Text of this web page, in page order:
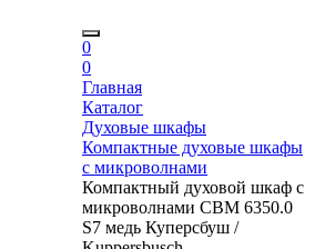
0
0
Главная
Каталог
Духовые шкафы
Компактные духовые шкафы
с микроволнами
Компактный духовой шкаф с
микроволнами CBM 6350.0
S7 медь Куперсбуш /